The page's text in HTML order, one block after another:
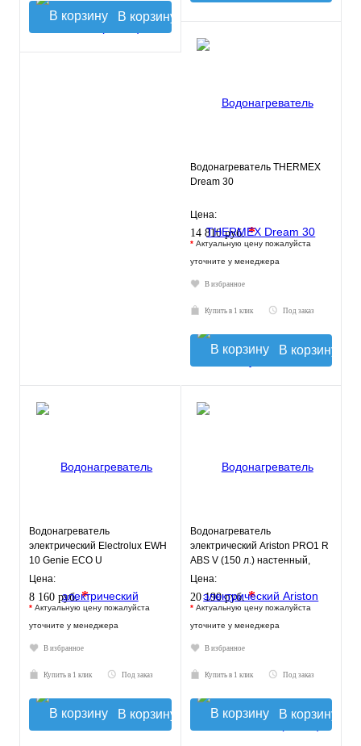
В корзину
Водонагреватель THERMEX
Dream 30
Цена:
14 810 руб.*
* Актуальную цену пожалуйста
уточните у менеджера
В избранное
Купить в 1 клик Под заказ
В корзину
Водонагреватель
электрический Electrolux EWH
10 Genie ECO U
Цена:
8 160 руб.*
* Актуальную цену пожалуйста
уточните у менеджера
В избранное
Купить в 1 клик Под заказ
В корзину
Водонагреватель
электрический Ariston PRO1 R
ABS V (150 л.) настенный,
ТЭН 1,8 кВт.
Цена:
20 190 руб.*
* Актуальную цену пожалуйста
уточните у менеджера
В избранное
Купить в 1 клик Под заказ
В корзину